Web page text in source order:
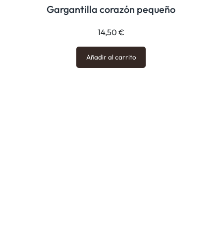
Gargantilla corazón pequeño
14,50 €
Añadir al carrito